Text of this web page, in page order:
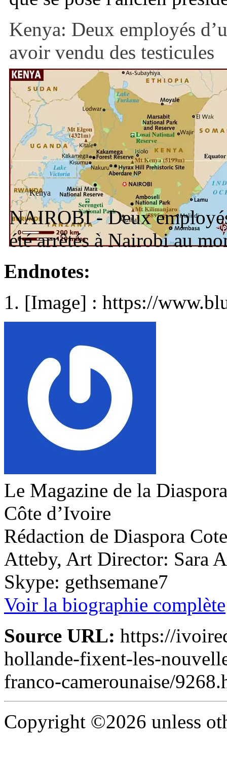
Kenya: Deux employés
avoir vendu des testicules
Kenya
NAIROBI - Deux
été arrêtés à Nairobi au
Endnotes:
[Image] : https://
Le Magazine de la
Côte d’Ivoire
Rédaction de Diaspora
Atteby, Art Director: Sara
Skype: gethsemane7
Voir la biographie complète
Source URL: https://
hollande-fixent-les-
franco-camerounaise/
Copyright ©2026 unless